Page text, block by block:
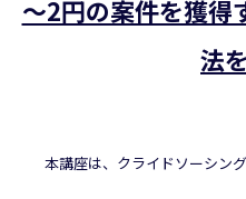
～2円の案件を獲得
法
本講座は、クライドソーシン